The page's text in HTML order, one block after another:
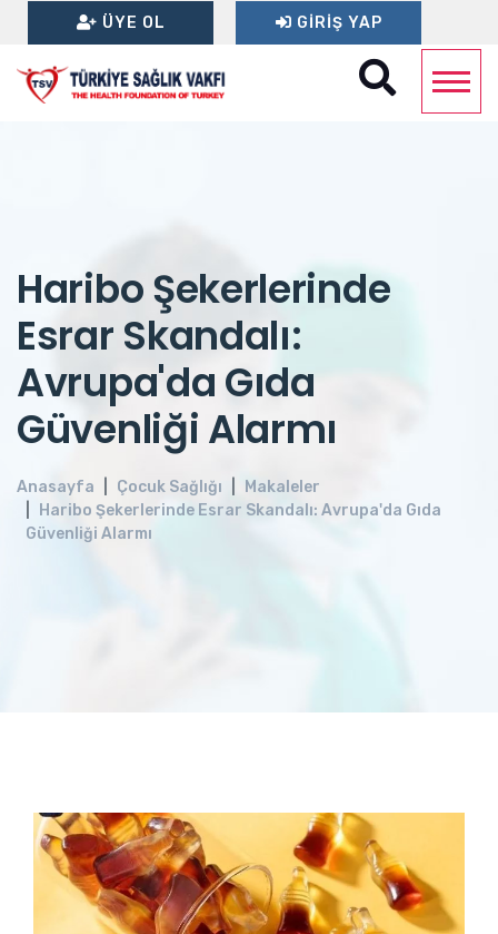
ÜYE OL GIRIŞ YAP
Haribo Şekerlerinde
Esrar Skandalı:
Avrupa'da Gıda
Güvenliği Alarmı
Anasayfa Çocuk Sağlığı
Makaleler
Haribo Şekerlerinde Esrar Skandalı: Avrupa'da Gıda
Güvenliği Alarmı